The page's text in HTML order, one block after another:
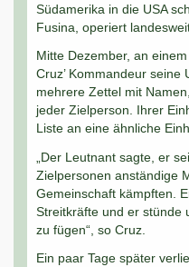
Südamerika in die USA
Fusina, operiert
Mitte Dezember, an
Cruz’ Kommandeur
mehrere Zettel mit
jeder Zielperson. Ihrer
Liste an eine ähnliche
„Der Leutnant sagte, er
Zielpersonen anständige
Gemeinschaft kämpften.
Streitkräfte und er stünde
zu fügen“, so Cruz.
Ein paar Tage später